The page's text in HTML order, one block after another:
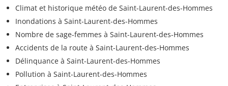
Climat et historique météo de Saint-Laurent-des-Hommes
Inondations à Saint-Laurent-des-Hommes
Nombre de sage-femmes à Saint-Laurent-des-Hommes
Accidents de la route à Saint-Laurent-des-Hommes
Délinquance à Saint-Laurent-des-Hommes
Pollution à Saint-Laurent-des-Hommes